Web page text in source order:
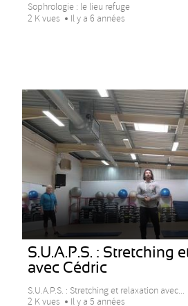
Sophrologie : le lieu refuge
2 K vues
Il y a 6 années
S.U.A.P.S. : Stretching
avec Cédric
S.U.A.P.S. : Stretching et relaxation avec...
2 K vues
Il y a 5 années